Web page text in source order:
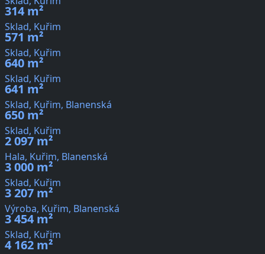
314 m²
Sklad, Kuřim
571 m²
Sklad, Kuřim
640 m²
Sklad, Kuřim
641 m²
Sklad, Kuřim, Blanenská
650 m²
Sklad, Kuřim
2 097 m²
Hala, Kuřim, Blanenská
3 000 m²
Sklad, Kuřim
3 207 m²
Výroba, Kuřim, Blanenská
3 454 m²
Sklad, Kuřim
4 162 m²